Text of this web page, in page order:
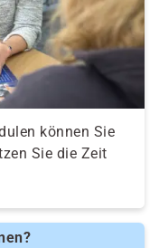
können Sie
Sie die Zeit